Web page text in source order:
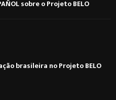
sobre o Projeto BELO
brasileira no Projeto BELO